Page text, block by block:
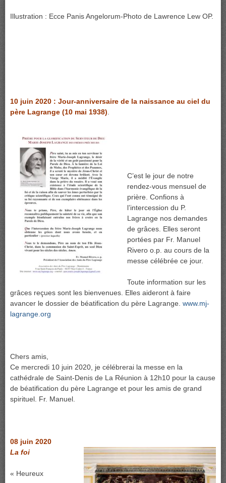
Illustration : Ecce Panis Angelorum-Photo de Lawrence Lew OP.
10 juin 2020 : Jour-anniversaire de la naissance au ciel du
père Lagrange (10 mai 1938).
C’est le jour de notre
rendez-vous mensuel de
prière. Confions à
l’intercession du P.
Lagrange nos demandes
de grâces. Elles seront
portées par Fr. Manuel
Rivero o.p. au cours de la
messe célébrée ce jour.
Toute information sur les
grâces reçues sont les bienvenues. Elles aideront à faire
avancer le dossier de béatification du père Lagrange. www.mj-
lagrange.org
Chers amis,
Ce mercredi 10 juin 2020, je célébrerai la messe en la
cathédrale de Saint-Denis de La Réunion à 12h10 pour la cause
de béatification du père Lagrange et pour les amis de grand
spirituel. Fr. Manuel.
08 juin 2020
La foi
« Heureux